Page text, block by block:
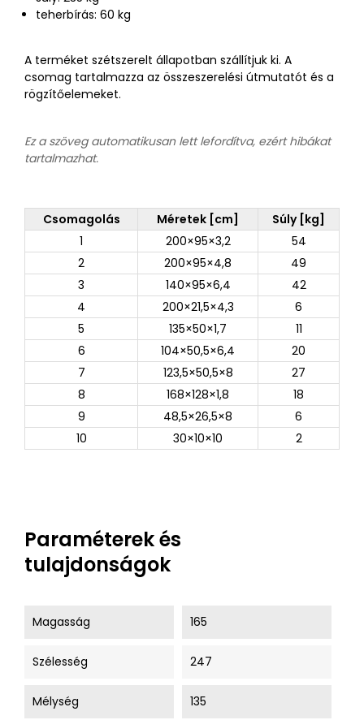
teherbírás: 60 kg
A terméket szétszerelt állapotban szállítjuk ki. A
csomag tartalmazza az összeszerelési útmutatót és a
rögzítőelemeket.
Ez a szöveg automatikusan lett lefordítva, ezért hibákat
tartalmazhat.
Csomagolás Méretek [cm]
Súly [kg]
1
200×95×3,2
54
2
200×95×4,8
49
3
140×95×6,4
42
4
200×21,5×4,3
6
5
135×50×1,7
11
6
104×50,5×6,4
20
7
123,5×50,5×8
27
8
168×128×1,8
18
9
48,5×26,5×8
6
10
30×10×10 2
Paraméterek és
tulajdonságok
Magasság 165
Szélesség 247
Mélység 135